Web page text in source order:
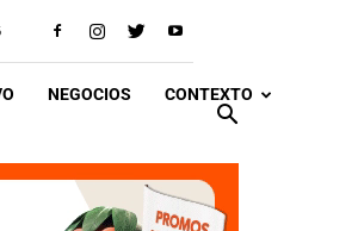
NEGOCIOS CONTEXTO